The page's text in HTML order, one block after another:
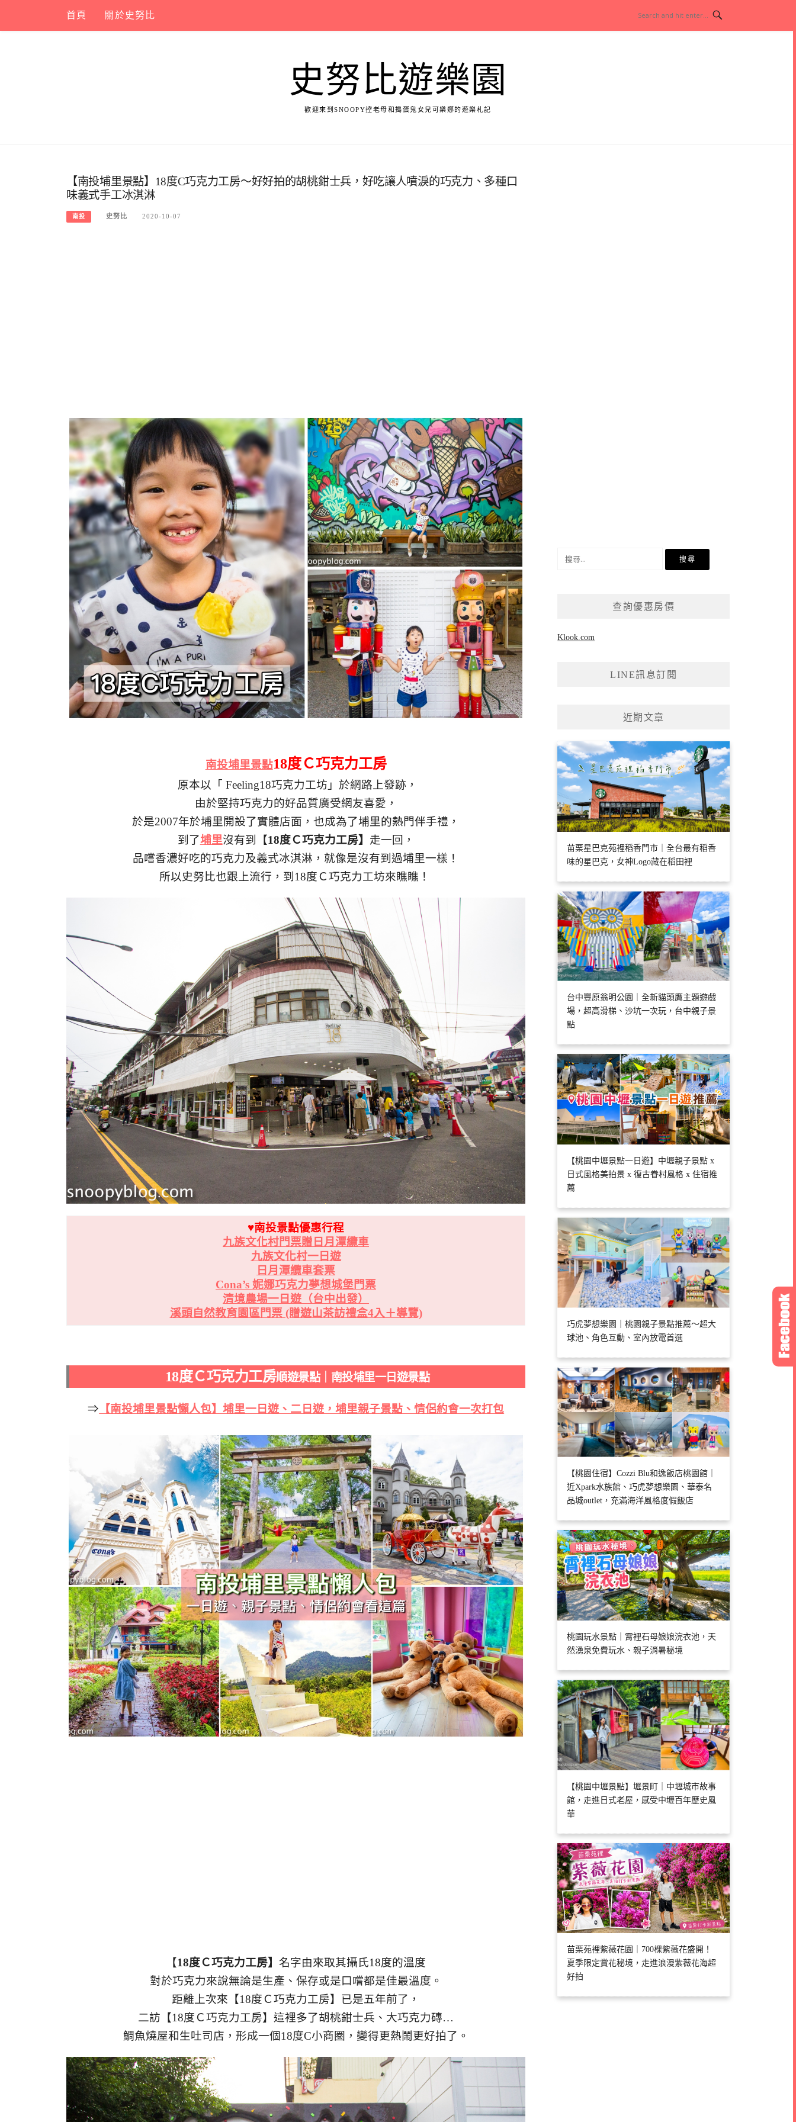
content
首頁 關於史努比
史努比遊樂園
歡迎來到SNOOPY控老母和搗蛋鬼女兒可樂娜的遊樂札記
【南投埔里景點】18度C巧克力工房～好好拍的胡桃鉗士兵，好吃讓人噴淚的巧克力、多種口
味義式手工冰淇淋
南投 史努比 2020-10-07
南投埔里景點18度Ｃ巧克力工房
原本以「 Feeling18巧克力工坊」於網路上發跡，
由於堅持巧克力的好品質廣受網友喜愛，
於是2007年於埔里開設了實體店面，也成為了埔里的熱門伴手禮，
到了埔里沒有到【18度Ｃ巧克力工房】 走一回，
品嚐香濃好吃的巧克力及義式冰淇淋， 就像是沒有到過埔里一樣！
所以史努比也跟上流行，到18度Ｃ巧克力工坊來瞧瞧！
♥南投景點優惠行程
九族文化村門票贈日月潭纜車
九族文化村一日遊
日月潭纜車套票
Cona’s 妮娜巧克力夢想城堡門票
清境農場一日遊（台中出發）
溪頭自然教育園區門票 (贈遊山茶訪禮盒4入＋導覽)
18度Ｃ巧克力工房順遊景點｜南投埔里一日遊景點
⇒ 【南投埔里景點懶人包】埔里一日遊、二日遊，埔里親子景點、情侶約會一次打包
【18度Ｃ巧克力工房】名字由來取其攝氏18度的溫度
對於巧克力來說無論是生產、保存或是口嚐都是佳最溫度。
距離上次來【18度Ｃ巧克力工房】已是五年前了，
二訪【18度Ｃ巧克力工房】這裡多了胡桃鉗士兵、大巧克力磚…
鯛魚燒屋和生吐司店，形成一個18度C小商圈，變得更熱鬧更好拍了。
查詢優惠房價
Klook.com
LINE訊息訂閱
近期文章
苗栗星巴克苑裡稻香門市｜全台最有稻香
味的星巴克，女神Logo藏在稻田裡
台中豐原翁明公園｜全新貓頭鷹主題遊戲
場，超高滑梯、沙坑一次玩，台中親子景
點
【桃園中壢景點一日遊】中壢親子景點 x
日式風格美拍景 x 復古眷村風格 x 住宿推
薦
巧虎夢想樂園｜桃園親子景點推薦～超大
球池、角色互動、室內放電首選
【桃園住宿】Cozzi Blu和逸飯店桃園館｜
近Xpark水族館、巧虎夢想樂園、華泰名
品城outlet，充滿海洋風格度假飯店
桃園玩水景點｜霄裡石母娘娘浣衣池，天
然湧泉免費玩水、親子消暑秘境
【桃園中壢景點】壢景町｜中壢城市故事
館，走進日式老屋，感受中壢百年歷史風
華
苗栗苑裡紫薇花園｜700棵紫薇花盛開！
夏季限定賞花秘境，走進浪漫紫薇花海超
好拍